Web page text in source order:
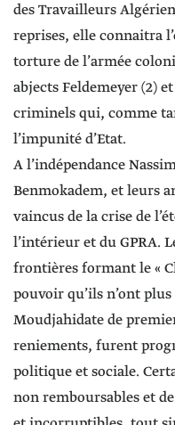
des Travailleurs
reprises, elle connaitra
torture de l’armée
abjects Feldemeyer (2)
criminels qui, comme
l’impunité d’Etat.
A l’indépendance
Benmokadem, et leurs
vaincus de la crise de
l’intérieur et du GPRA.
frontières formant le «
pouvoir qu’ils n’ont
Moudjahidate de
reniements, furent
politique et sociale.
non remboursables et